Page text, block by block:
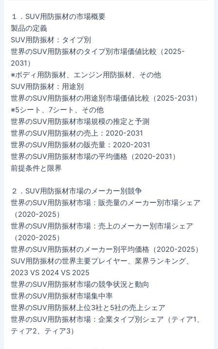
１．SUV用防振材の市場概要
製品の定義
SUV用防振材：タイプ別
世界のSUV用防振材のタイプ別市場価値比較（2025-
2031）
※ボディ用防振材、エンジン用防振材、その他
SUV用防振材：用途別
世界のSUV用防振材の用途別市場価値比較（2025-2031）
※5シート、7シート、その他
世界のSUV用防振材市場規模の推定と予測
世界のSUV用防振材の売上：2020-2031
世界のSUV用防振材の販売量：2020-2031
世界のSUV用防振材市場の平均価格（2020-2031）
前提条件と限界
２．SUV用防振材市場のメーカー別競争
世界のSUV用防振材市場：販売量のメーカー別市場シェア
（2020-2025）
世界のSUV用防振材市場：売上のメーカー別市場シェア
（2020-2025）
世界のSUV用防振材のメーカー別平均価格（2020-2025）
SUV用防振材の世界主要プレイヤー、業界ランキング、
2023 VS 2024 VS 2025
世界のSUV用防振材市場の競争状況と動向
世界のSUV用防振材市場集中率
世界のSUV用防振材上位3社と5社の売上シェア
世界のSUV用防振材市場：企業タイプ別シェア（ティア1、
ティア2、ティア3）